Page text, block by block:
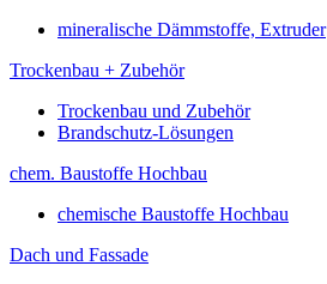
mineralische Dämmstoffe, Extruder
Trockenbau + Zubehör
Trockenbau und Zubehör
Brandschutz-Lösungen
chem. Baustoffe Hochbau
chemische Baustoffe Hochbau
Dach und Fassade